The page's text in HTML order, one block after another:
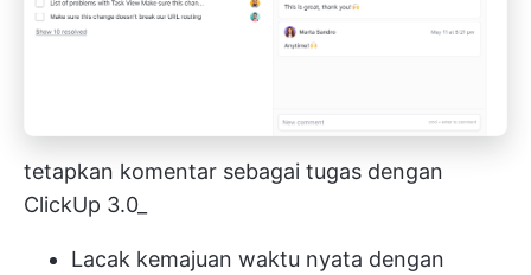
tetapkan komentar sebagai tugas dengan
ClickUp 3.0_
Lacak kemajuan waktu nyata dengan